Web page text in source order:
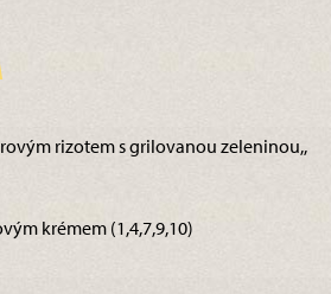
rizotem s grilovanou zeleninou,,
krémem (1,4,7,9,10)